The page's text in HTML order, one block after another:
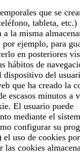
que se
tableta, etc.)
la misma
ejemplo, para
en posteriores
hábitos de
dispositivo del
que ha creado la
escasos minutos a
El usuario puede
mediante el
configurar su
uso de cookies
las cookies